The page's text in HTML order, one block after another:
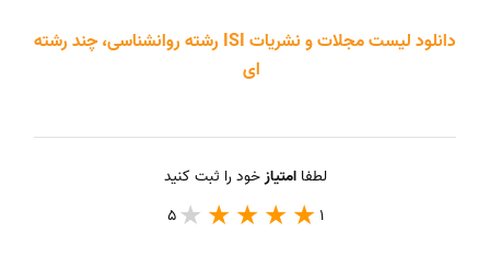
دانلود لیست مجلات و نشریات ISI رشته روانشناسی، چند رشته
ای
لطفاامتیازخود را ثبت کنید
1
5